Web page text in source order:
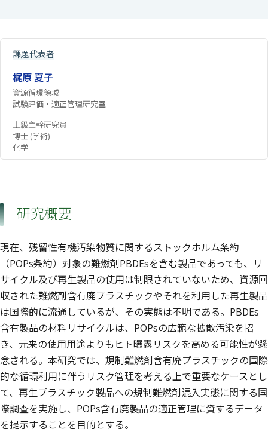
課題代表者
梶原 夏子
資源循環領域
試験評価・適正管理研究室
上級主幹研究員
博士 (学術)
化学
研究概要
現在、残留性有機汚染物質に関するストックホルム条約
（POPs条約）対象の難燃剤PBDEsを含む製品であっても、リ
サイクル及び再生製品の使用は制限されていないため、資源回
収された難燃剤含有廃プラスチックやそれを利用した再生製品
は国際的に流通しているが、その実態は不明である。PBDEs
含有製品の材料リサイクルは、POPsの広範な拡散汚染を招
き、元来の使用用途よりもヒト曝露リスクを高める可能性が懸
念される。本研究では、規制難燃剤含有廃プラスチックの国際
的な循環利用に伴うリスク管理を考える上で重要なケースとし
て、再生プラスチック製品への規制難燃剤混入実態に関する国
際調査を実施し、POPs含有廃製品の適正管理に資するデータ
を提示することを目的とする。